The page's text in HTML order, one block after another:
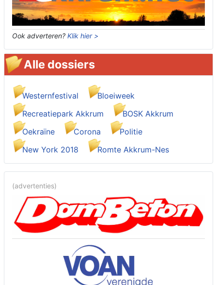
Ook adverteren? Klik hier >
Alle dossiers
Westernfestival
Bloeiweek
Recreatiepark Akkrum
BOSK Akkrum
Oekraïne
Corona
Politie
New York 2018
Romte Akkrum-Nes
(advertenties)